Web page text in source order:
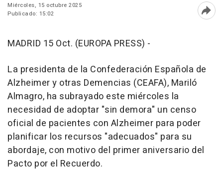
Miércoles, 15 octubre 2025
Publicado: 15:02
MADRID 15 Oct. (EUROPA PRESS) -
La presidenta de la Confederación Española de
Alzheimer y otras Demencias (CEAFA), Mariló
Almagro, ha subrayado este miércoles la
necesidad de adoptar "sin demora" un censo
oficial de pacientes con Alzheimer para poder
planificar los recursos "adecuados" para su
abordaje, con motivo del primer aniversario del
Pacto por el Recuerdo.